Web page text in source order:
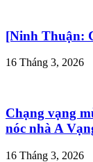
[Ninh Thuận:
16 Tháng 3, 2026
Chạng vạng
nóc nhà A
16 Tháng 3, 2026